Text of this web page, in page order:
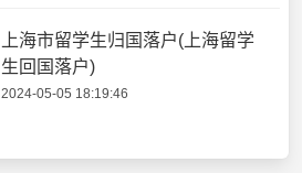
上海市留学生归国落户(上海留学
生回国落户)
2024-05-05 18:19:46